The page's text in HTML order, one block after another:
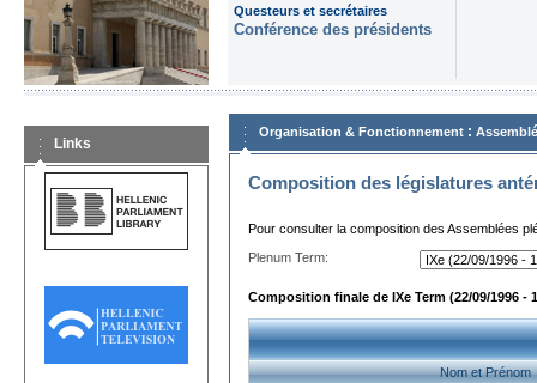
Questeurs et secrétaires
Conférence des présidents
Links
Organisation & Fonctionnement :
Composition des législatures
Pour consulter la composition des Assemblées
Plenum Term:
Composition finale de IXe Term (22/09/1996 -
Nom et Prénom